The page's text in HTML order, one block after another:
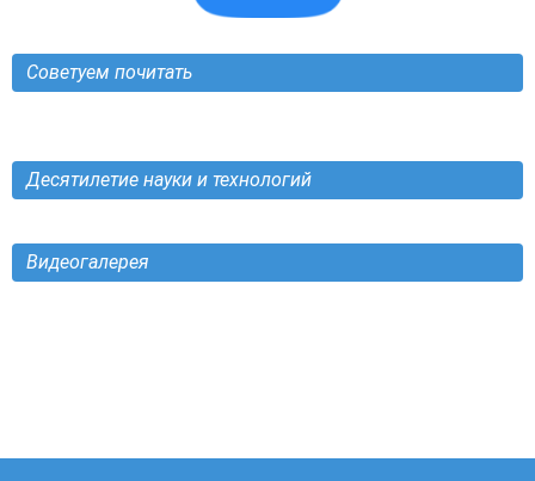
Советуем почитать
Десятилетие науки и технологий
Видеогалерея